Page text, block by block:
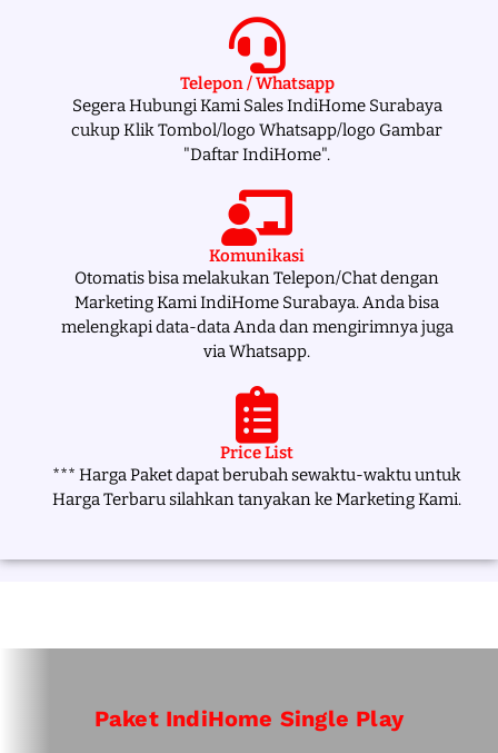
Telepon / Whatsapp
Segera Hubungi Kami Sales IndiHome Surabaya
cukup Klik Tombol/logo Whatsapp/logo Gambar
"Daftar IndiHome".
Komunikasi
Otomatis bisa melakukan Telepon/Chat dengan
Marketing Kami IndiHome Surabaya. Anda bisa
melengkapi data-data Anda dan mengirimnya juga
via Whatsapp.
Price List
*** Harga Paket dapat berubah sewaktu-waktu untuk
Harga Terbaru silahkan tanyakan ke Marketing Kami.
Paket IndiHome Single Play